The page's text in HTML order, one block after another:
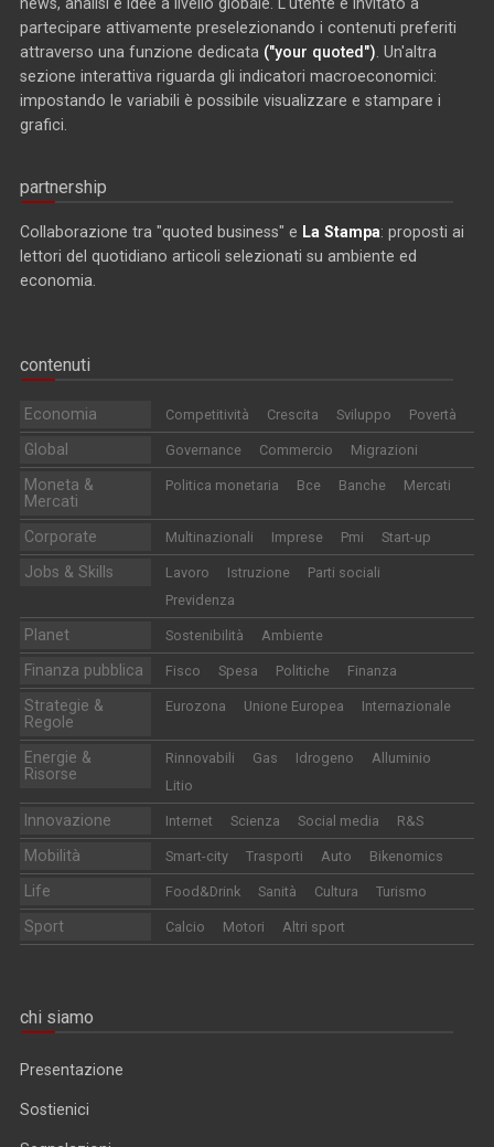
partecipare attivamente preselezionando i contenuti preferiti
attraverso una funzione dedicata ("your quoted") . Un'altra
sezione interattiva riguarda gli indicatori macroeconomici:
impostando le variabili è possibile visualizzare e stampare i
grafici.
partnership
Collaborazione tra "quoted business" e La Stampa: proposti ai
lettori del quotidiano articoli selezionati su ambiente ed
economia.
contenuti
Economia Competitività Crescita Sviluppo Povertà
Global Governance Commercio Migrazioni
Moneta &
Mercati
Politica monetaria Bce Banche Mercati
Corporate Multinazionali Imprese Pmi Start-up
Jobs & Skills Lavoro Istruzione
Parti sociali
Previdenza
Planet Sostenibilità Ambiente
Finanza pubblica Fisco Spesa Politiche Finanza
Strategie &
Regole
Eurozona Unione Europea Internazionale
Energie &
Risorse
Rinnovabili Gas Idrogeno
Alluminio
Litio
Innovazione Internet Scienza Social media R&S
Mobilità Smart-city Trasporti Auto Bikenomics
Life Food&Drink Sanità Cultura Turismo
Sport Calcio Motori Altri sport
chi siamo
Presentazione
Sostienici